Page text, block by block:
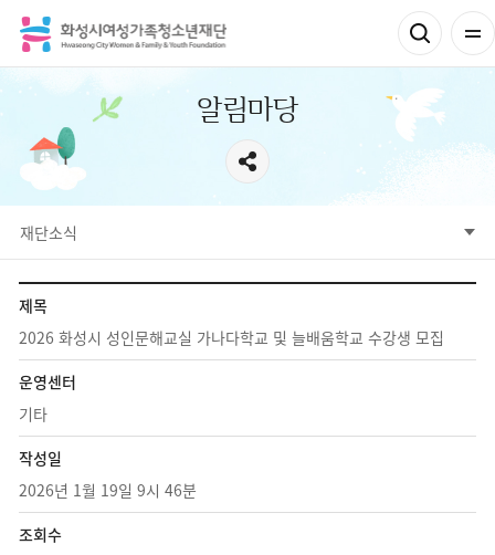
알림마당
재단소식
공지사항
채용정보
공고정보
알림마당
재단소식
참여공간
제목
2026 화성시 성인문해교실 가나다학교 및 늘배움학교 수강생 모집
운영센터
기타
작성일
2026년 1월 19일 9시 46분
조회수